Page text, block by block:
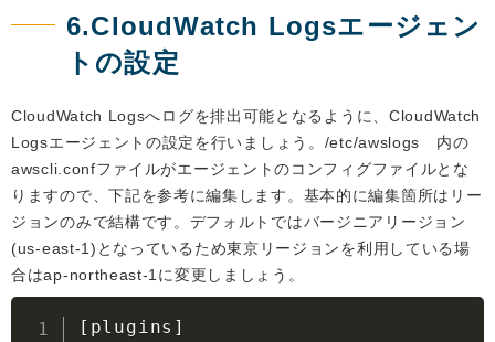
6.CloudWatch Logsエージェン
トの設定
CloudWatch Logsへログを排出可能となるように、CloudWatch
Logsエージェントの設定を行いましょう。/etc/awslogs 内の
awscli.confファイルがエージェントのコンフィグファイルとな
りますので、下記を参考に編集します。基本的に編集箇所はリー
ジョンのみで結構です。デフォルトではバージニアリージョン
(us-east-1)となっているため東京リージョンを利用している場
合はap-northeast-1に変更しましょう。
[ plugins ]